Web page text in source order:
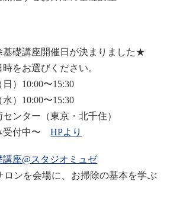
礎講座開催日が決まりました★
お選びください。
10:00〜15:30
10:00〜15:30
ター（東京・北千住）
付中〜HPより
座@スタジオミュゼ
ロンを会場に、お掃除の基本を学ぶ